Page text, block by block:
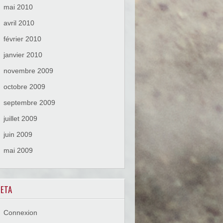
mai 2010
avril 2010
février 2010
janvier 2010
novembre 2009
octobre 2009
septembre 2009
juillet 2009
juin 2009
mai 2009
Connexion